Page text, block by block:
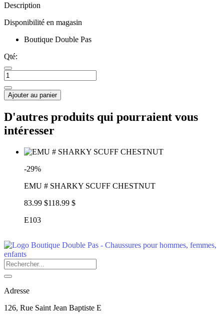
Description
Disponibilité en magasin
Boutique Double Pas
Qté:
Ajouter au panier
D'autres produits qui pourraient vous
intéresser
-29%
EMU # SHARKY SCUFF CHESTNUT
83.99 $118.99 $
E103
Adresse
126, Rue Saint Jean Baptiste E